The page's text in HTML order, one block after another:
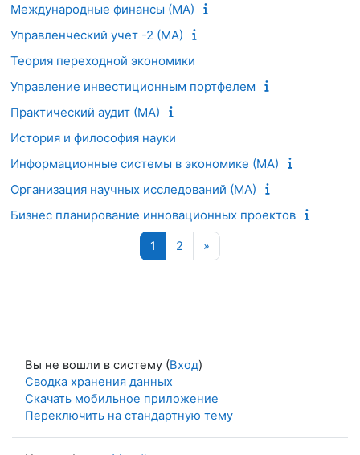
Международные финансы (МА)
Управленческий учет -2 (МА)
Теория переходной экономики
Управление инвестиционным портфелем
Практический аудит (МА)
История и философия науки
Информационные системы в экономике (МА)
Организация научных исследований (МА)
Бизнес планирование инновационных проектов
1 Страница 1
2 Страница 2
»
Вы не вошли в систему (Вход)
Сводка хранения данных
Скачать мобильное приложение
Переключить на стандартную тему